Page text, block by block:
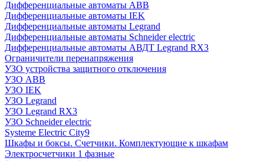
Дифференциальные автоматы ABB
Дифференциальные автоматы IEK
Дифференциальные автоматы Legrand
Дифференциальные автоматы Schneider electric
Дифференциальные автоматы АВДТ Legrand RX3
Ограничители перенапряжения
УЗО устройства защитного отключения
УЗО ABB
УЗО IEK
УЗО Legrand
УЗО Legrand RX3
УЗО Schneider electric
Systeme Electric City9
Шкафы и боксы. Счетчики. Комплектующие к шкафам
Электросчетчики 1 фазные